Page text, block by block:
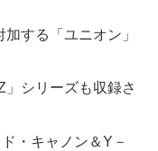
する「ユニオン」
シリーズも収録さ
・キャノン＆Y－